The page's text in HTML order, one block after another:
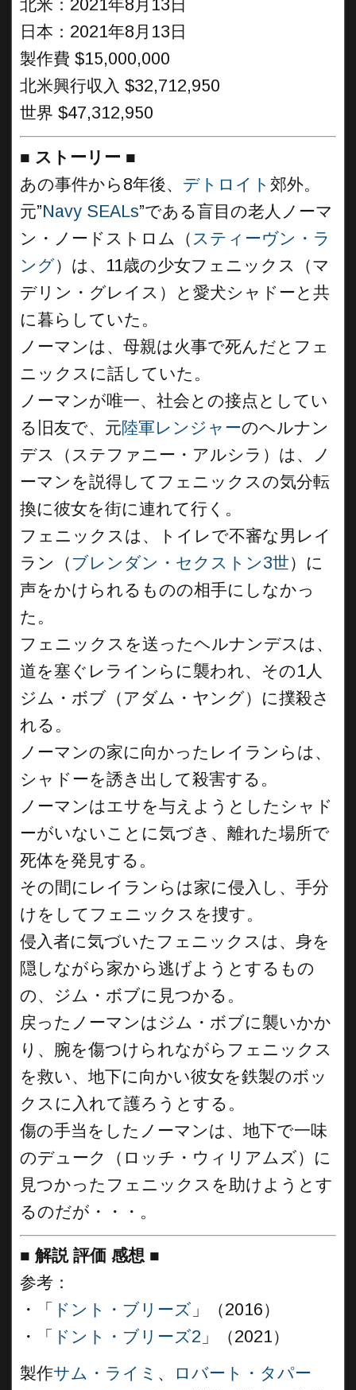
北米：2021年8月13日
日本：2021年8月13日
製作費 $15,000,000
北米興行収入 $32,712,950
世界 $47,312,950
■ ストーリー ■
あの事件から8年後、 デトロイト 郊外。
元”Navy SEALs”である盲目の老人ノーマ
ン・ノードストロム（ スティーヴン・ラ
ング）は、11歳の少女フェニックス（マ
デリン・グレイス）と愛犬シャドーと共
に暮らしていた。
ノーマンは、母親は火事で死んだとフェ
ニックスに話していた。
ノーマンが唯一、社会との接点としてい
る旧友で、元陸軍レンジャーのヘルナン
デス（ステファニー・アルシラ）は、ノ
ーマンを説得してフェニックスの気分転
換に彼女を街に連れて行く。
フェニックスは、トイレで不審な男レイ
ラン（ ブレンダン・セクストン3世）に
声をかけられるものの相手にしなかっ
た。
フェニックスを送ったヘルナンデスは、
道を塞ぐレラインらに襲われ、その1人
ジム・ボブ（アダム・ヤング）に撲殺さ
れる。
ノーマンの家に向かったレイランらは、
シャドーを誘き出して殺害する。
ノーマンはエサを与えようとしたシャド
ーがいないことに気づき、離れた場所で
死体を発見する。
その間にレイランらは家に侵入し、手分
けをしてフェニックスを捜す。
侵入者に気づいたフェニックスは、身を
隠しながら家から逃げようとするもの
の、ジム・ボブに見つかる。
戻ったノーマンはジム・ボブに襲いかか
り、腕を傷つけられながらフェニックス
を救い、地下に向かい彼女を鉄製のボッ
クスに入れて護ろうとする。
傷の手当をしたノーマンは、地下で一味
のデューク（ロッチ・ウィリアムズ）に
見つかったフェニックスを助けようとす
るのだが・・・。
■ 解説 評価 感想 ■
参考：
・「 ドント・ブリーズ 」（2016）
・「 ドント・ブリーズ2 」（2021）
製作サム・ライミ 、
ロバート・タパー